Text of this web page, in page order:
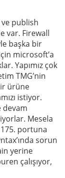
publish
var. Firewall
başka bir
microsoft’a
Yapımız çok
TMG’nin
ürüne
istiyor.
devam
Mesela
175. portuna
sorun
yerine
çalışıyor,